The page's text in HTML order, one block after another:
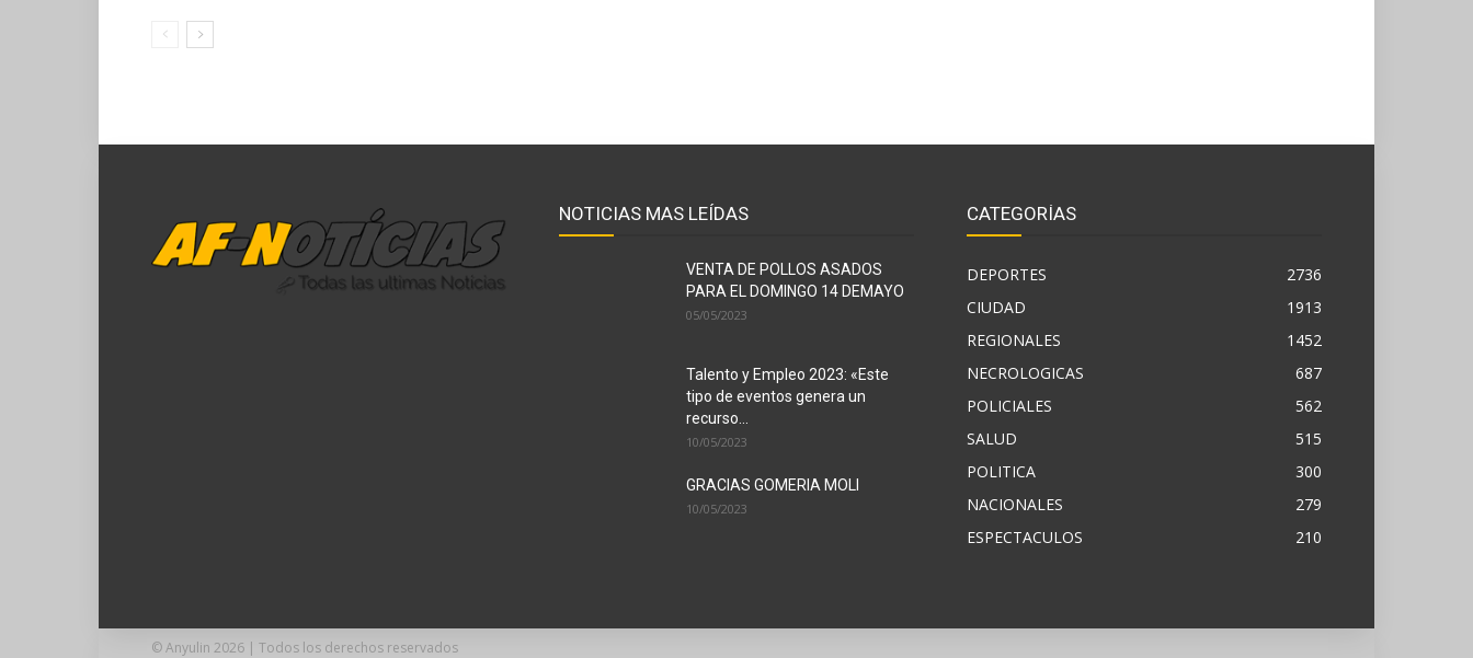
NOTICIAS MAS LEÍDAS
VENTA DE POLLOS ASADOS
PARA EL DOMINGO 14 DEMAYO
05/05/2023
Talento y Empleo 2023: «Este
tipo de eventos genera un
recurso...
10/05/2023
GRACIAS GOMERIA MOLI
10/05/2023
CATEGORÍAS
DEPORTES
2736
CIUDAD
1913
REGIONALES
1452
NECROLOGICAS
687
POLICIALES
562
SALUD
515
POLITICA
300
NACIONALES
279
ESPECTACULOS
210
© Anyulin 2026 | Todos los derechos reservados